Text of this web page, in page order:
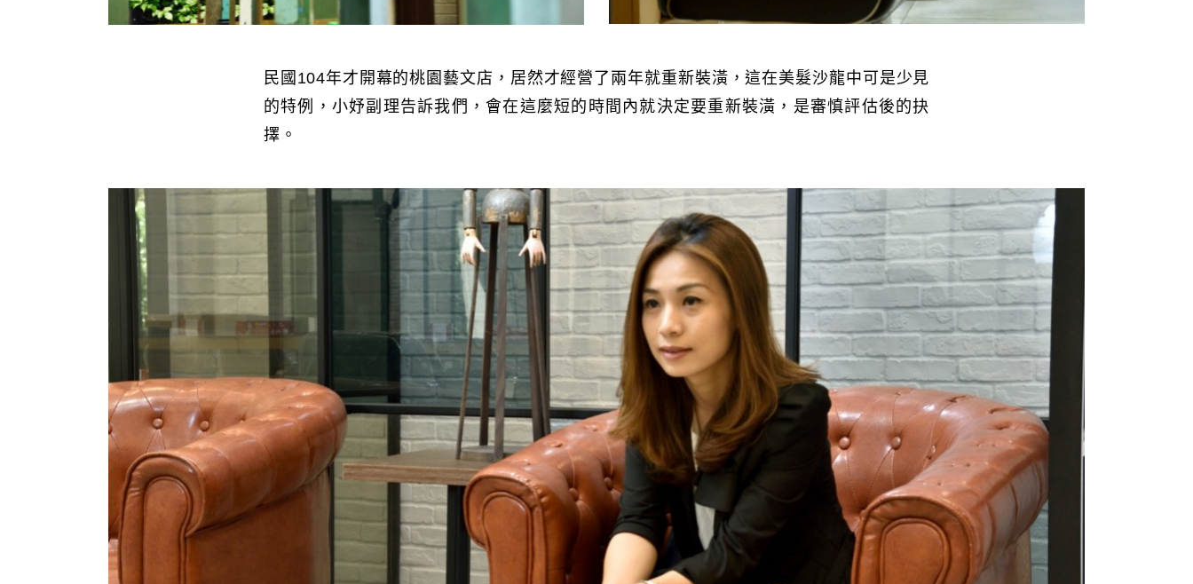
民國104年才開幕的桃園藝文店，居然才經營了兩年就重新裝潢，這在美髮沙龍中可是少見
的特例，小妤副理告訴我們，會在這麼短的時間內就決定要重新裝潢，是審慎評估後的抉
擇。